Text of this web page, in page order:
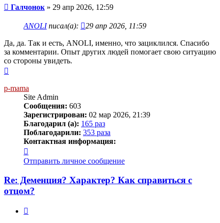
Сообщение
Галчонок » 29 апр 2026, 12:59
ANOLIписал(а): 29 апр 2026, 11:59
Да, да. Так и есть, ANOLI, именно, что зациклился. Спасибо
за комментарии. Опыт других людей помогает свою ситуацию
со стороны увидеть.
началу
p-mama
Site Admin
Сообщения: 603
Зарегистрирован: 02 мар 2026, 21:39
Благодарил (а): 165 раз
Поблагодарили: 353 раза
Контактная информация:
информация
пользователя
mama
Отправить личное сообщение
Re: Деменция? Характер? Как справиться с
отцом?